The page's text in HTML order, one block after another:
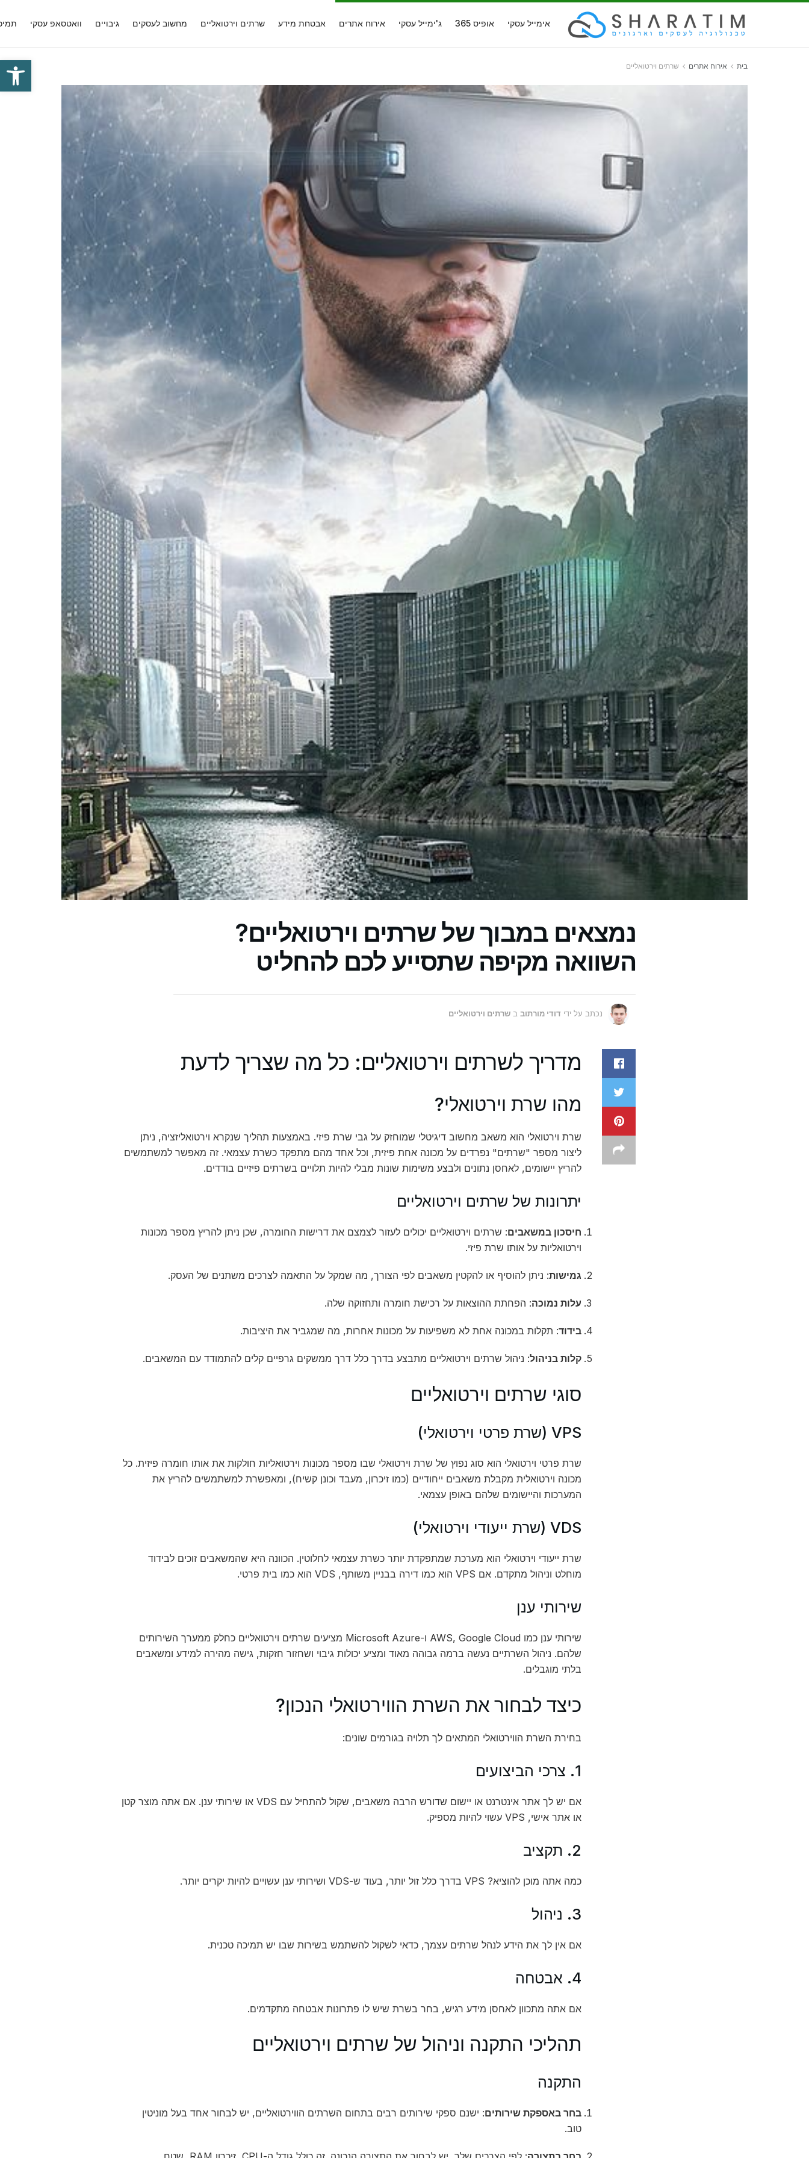
פתח
אימייל עסקי אופיס 365 ג'ימייל עסקי אירוח אתרים אבטחת מידע שרתים וירטואליים מחשוב לעסקים גיבויים וואטסאפ עסקי
בית אירוח אתרים שרתים וירטואליים
נמצאים במבוך של שרתים וירטואליים?
השוואה מקיפה שתסייע לכם להחליט
נכתב על ידי דודי מורתוב ב שרתים וירטואליים
מדריך לשרתים וירטואליים: כל מה שצריך לדעת
מהו שרת וירטואלי?
שרת וירטואלי הוא משאב מחשוב דיגיטלי שמוחזק על גבי שרת פיזי. באמצעות תהליך שנקרא וירטואליזציה, ניתן
ליצור מספר "שרתים" נפרדים על מכונה אחת פיזית, וכל אחד מהם מתפקד כשרת עצמאי. זה מאפשר למשתמשים
להריץ יישומים, לאחסן נתונים ולבצע משימות שונות מבלי להיות תלויים בשרתים פיזיים בודדים.
יתרונות של שרתים וירטואליים
חיסכון במשאבים: שרתים וירטואליים יכולים לעזור לצמצם את דרישות החומרה, שכן ניתן להריץ מספר מכונות
וירטואליות על אותו שרת פיזי.
גמישות: ניתן להוסיף או להקטין משאבים לפי הצורך, מה שמקל על התאמה לצרכים משתנים של העסק.
עלות נמוכה: הפחתת ההוצאות על רכישת חומרה ותחזוקה שלה.
בידוד: תקלות במכונה אחת לא משפיעות על מכונות אחרות, מה שמגביר את היציבות.
קלות בניהול: ניהול שרתים וירטואליים מתבצע בדרך כלל דרך ממשקים גרפיים קלים להתמודד עם המשאבים.
סוגי שרתים וירטואליים
VPS (שרת פרטי וירטואלי)
שרת פרטי וירטואלי הוא סוג נפוץ של שרת וירטואלי שבו מספר מכונות וירטואליות חולקות את אותו חומרה פיזית. כל
מכונה וירטואלית מקבלת משאבים ייחודיים (כמו זיכרון, מעבד וכונן קשיח), ומאפשרת למשתמשים להריץ את
המערכות והיישומים שלהם באופן עצמאי.
VDS (שרת ייעודי וירטואלי)
שרת ייעודי וירטואלי הוא מערכת שמתפקדת יותר כשרת עצמאי לחלוטין. הכוונה היא שהמשאבים זוכים לבידוד
מוחלט וניהול מתקדם. אם VPS הוא כמו דירה בבניין משותף, VDS הוא כמו בית פרטי.
שירותי ענן
שירותי ענן כמו AWS, Google Cloud ו-Microsoft Azure מציעים שרתים וירטואליים כחלק ממערך השירותים
שלהם. ניהול השרתיים נעשה ברמה גבוהה מאוד ומציע יכולות גיבוי ושחזור חזקות, גישה מהירה למידע ומשאבים
בלתי מוגבלים.
כיצד לבחור את השרת הווירטואלי הנכון?
בחירת השרת הווירטואלי המתאים לך תלויה בגורמים שונים:
1. צרכי הביצועים
אם יש לך אתר אינטרנט או יישום שדורש הרבה משאבים, שקול להתחיל עם VDS או שירותי ענן. אם אתה מוצר קטן
או אתר אישי, VPS עשוי להיות מספיק.
2. תקציב
כמה אתה מוכן להוציא? VPS בדרך כלל זול יותר, בעוד ש-VDS ושירותי ענן עשויים להיות יקרים יותר.
3. ניהול
אם אין לך את הידע לנהל שרתים עצמך, כדאי לשקול להשתמש בשירות שבו יש תמיכה טכנית.
4. אבטחה
אם אתה מתכוון לאחסן מידע רגיש, בחר בשרת שיש לו פתרונות אבטחה מתקדמים.
תהליכי התקנה וניהול של שרתים וירטואליים
התקנה
בחר באספקת שירותים: ישנם ספקי שירותים רבים בתחום השרתים הווירטואליים, יש לבחור אחד בעל מוניטין
טוב.